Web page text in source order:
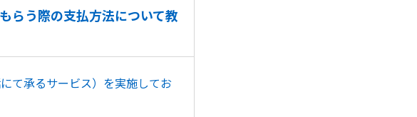
らう際の支払方法について教
て承るサービス）を実施してお